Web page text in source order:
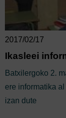
2017/02/17
Ikasleei
Batxilergoko 2.
ere informatika
izan dute